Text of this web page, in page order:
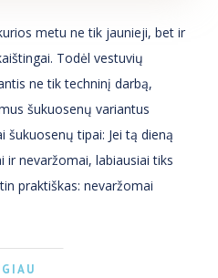
metu ne tik jaunieji, bet ir
Todėl vestuvių
ne tik techninį darbą,
šukuosenų variantus
šukuosenų tipai: Jei tą dieną
nevaržomai, labiausiai tiks
praktiškas: nevaržomai